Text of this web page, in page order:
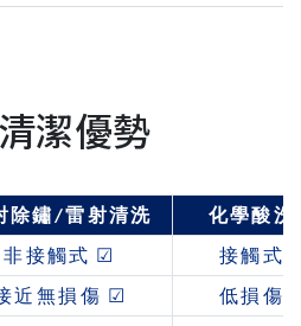
潔優勢
除鏽/雷射清洗 化學酸洗
非接觸式 ☑ 接觸式
近無損傷 ☑ 低損傷